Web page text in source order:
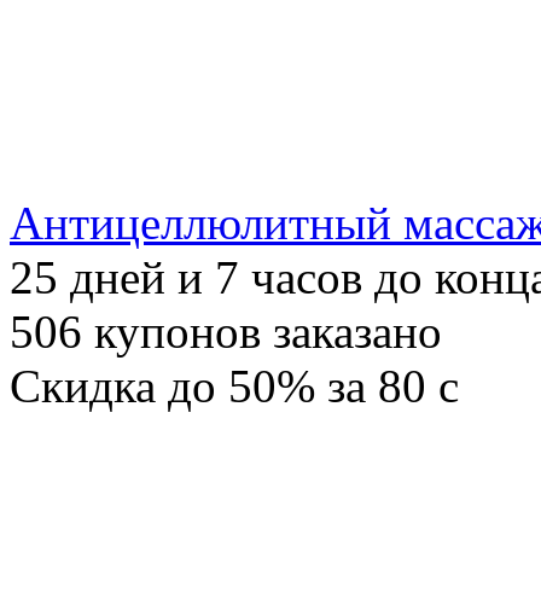
Антицеллюлитный
25 дней и 7 часов до
506 купонов заказано
Скидка до 50% за 80 c